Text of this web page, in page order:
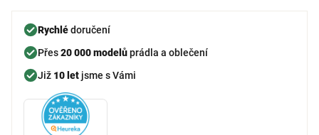
Rychlédoručení
Přes20 000 modelůprádla a oblečení
Již 10 let jsme s Vámi